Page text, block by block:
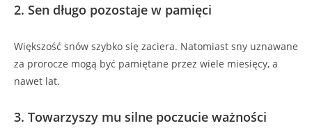
2. Sen długo pozostaje w pamięci
Większość snów szybko się zaciera. Natomiast sny uznawane
za prorocze mogą być pamiętane przez wiele miesięcy, a
nawet lat.
3. Towarzyszy mu silne poczucie ważności